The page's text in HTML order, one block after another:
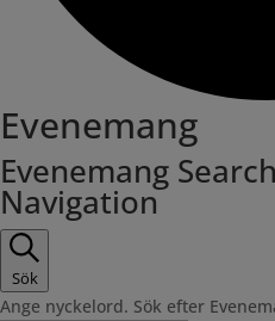
Evenemang
Evenemang
Navigation
Sök
Ange nyckelord. Sök efter